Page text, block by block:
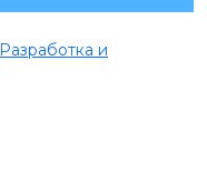
Разработка и